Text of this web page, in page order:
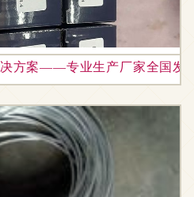
方案——专业生产厂家全国发